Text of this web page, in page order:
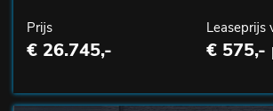
Prijs
€ 26.745,-
Leaseprijs
€ 575,-